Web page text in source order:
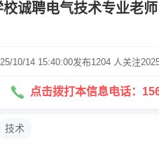
诚聘电气技术专业老
10/14 15:40:00发布1204 人关注
点击拨打本信息电话：
技术